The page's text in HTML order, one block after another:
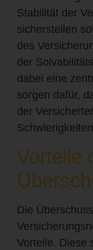
Stabilität der
sicherstellen
des
der
dabei eine
sorgen dafür,
der
Vorteile
Die
Vorteile. Diese